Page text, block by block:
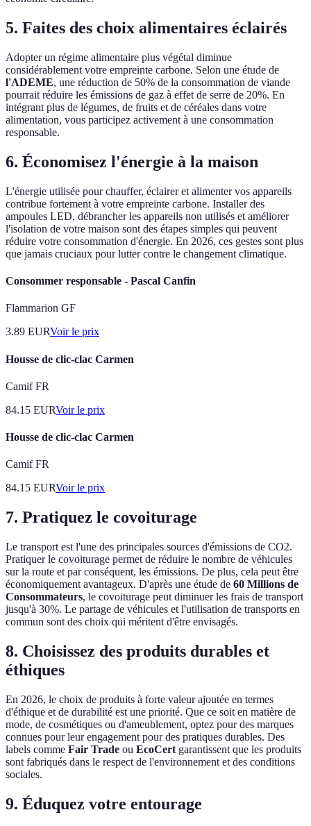
5. Faites des choix alimentaires éclairés
Adopter un régime alimentaire plus végétal diminue
considérablement votre empreinte carbone. Selon une étude de
l'ADEME, une réduction de 50% de la consommation de viande
pourrait réduire les émissions de gaz à effet de serre de 20%. En
intégrant plus de légumes, de fruits et de céréales dans votre
alimentation, vous participez activement à une consommation
responsable.
6. Économisez l'énergie à la maison
L'énergie utilisée pour chauffer, éclairer et alimenter vos appareils
contribue fortement à votre empreinte carbone. Installer des
ampoules LED, débrancher les appareils non utilisés et améliorer
l'isolation de votre maison sont des étapes simples qui peuvent
réduire votre consommation d'énergie. En 2026, ces gestes sont plus
que jamais cruciaux pour lutter contre le changement climatique.
Consommer responsable - Pascal Canfin
Flammarion GF
3.89 EURVoir le prix
Housse de clic-clac Carmen
Camif FR
84.15 EURVoir le prix
Housse de clic-clac Carmen
Camif FR
84.15 EURVoir le prix
7. Pratiquez le covoiturage
Le transport est l'une des principales sources d'émissions de CO2.
Pratiquer le covoiturage permet de réduire le nombre de véhicules
sur la route et par conséquent, les émissions. De plus, cela peut être
économiquement avantageux. D'après une étude de 60 Millions de
Consommateurs, le covoiturage peut diminuer les frais de transport
jusqu'à 30%. Le partage de véhicules et l'utilisation de transports en
commun sont des choix qui méritent d'être envisagés.
8. Choisissez des produits durables et
éthiques
En 2026, le choix de produits à forte valeur ajoutée en termes
d'éthique et de durabilité est une priorité. Que ce soit en matière de
mode, de cosmétiques ou d'ameublement, optez pour des marques
connues pour leur engagement pour des pratiques durables. Des
labels comme Fair Trade ou EcoCert garantissent que les produits
sont fabriqués dans le respect de l'environnement et des conditions
sociales.
9. Éduquez votre entourage